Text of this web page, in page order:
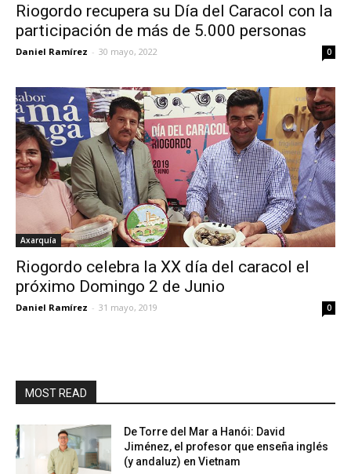
Riogordo recupera su Día del Caracol con la
participación de más de 5.000 personas
Daniel Ramírez - 30 mayo, 2022 0
Axarquía
Riogordo celebra la XX día del caracol el
próximo Domingo 2 de Junio
Daniel Ramírez - 31 mayo, 2019 0
MOST READ
De Torre del Mar a Hanói: David
Jiménez, el profesor que enseña inglés
(y andaluz) en Vietnam